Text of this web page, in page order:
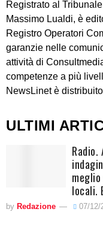
Registrato al
Massimo Lualdi, è
Registro Operatori
garanzie nelle
attività di
competenze a più
NewsLinet è
ULTIMI
locali.
by Redazione 07/12/